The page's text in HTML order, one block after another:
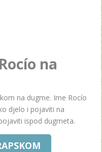
na
na dugme. Ime Rocío
djelo i pojaviti na
ispod dugmeta.